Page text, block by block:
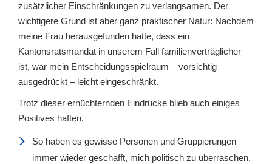
zusätzlicher Einschränkungen zu verlangsamen. Der
wichtigere Grund ist aber ganz praktischer Natur: Nachdem
meine Frau herausgefunden hatte, dass ein
Kantonsratsmandat in unserem Fall familienverträglicher
ist, war mein Entscheidungsspielraum – vorsichtig
ausgedrückt – leicht eingeschränkt.
Trotz dieser ernüchternden Eindrücke blieb auch einiges
Positives haften.
So haben es gewisse Personen und Gruppierungen
immer wieder geschafft, mich politisch zu überraschen.